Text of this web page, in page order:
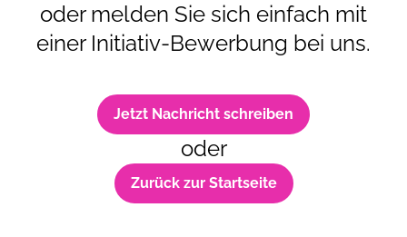
Unsere Marken
oder melden Sie sich einfach mit
einer Initiativ-Bewerbung bei uns.
Jetzt Nachricht schreiben
oder
Zurück zur Startseite